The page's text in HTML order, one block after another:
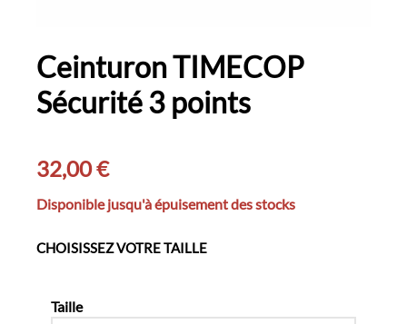
Ceinturon TIMECOP
Sécurité 3 points
32,00€
Disponible jusqu'à épuisement des stocks
CHOISISSEZ VOTRE TAILLE
Taille